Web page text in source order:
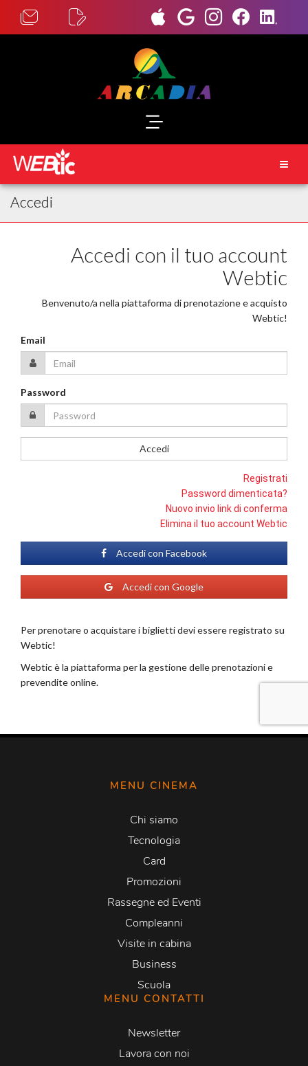
MENU CINEMA
Chi siamo
Tecnologia
Card
Promozioni
Rassegne ed Eventi
Compleanni
Visite in cabina
Business
Scuola
MENU CONTATTI
Newsletter
Lavora con noi